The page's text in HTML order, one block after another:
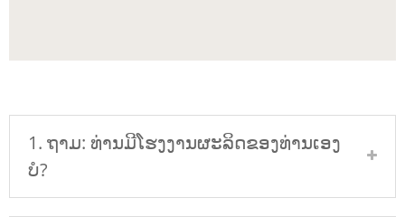
1. ຖາມ: ທ່ານມີໂຮງງານຜະລິດຂອງທ່ານເອງ
ບໍ?